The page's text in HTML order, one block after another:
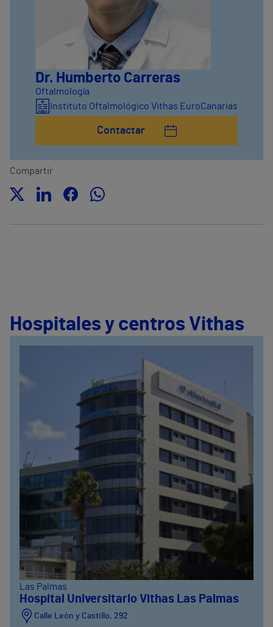
Dr. Humberto Carreras
Oftalmología
Instituto Oftalmológico Vithas EuroCanarias
Contactar
Compartir
Hospitales y centros Vithas
Las Palmas
Hospital Universitario Vithas Las Palmas
Calle León y Castillo, 292